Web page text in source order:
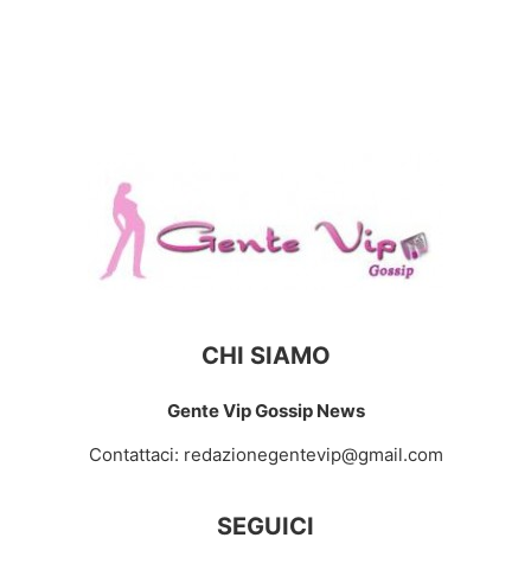
CHI SIAMO
Gente Vip Gossip News
Contattaci: redazionegentevip@gmail.com
SEGUICI